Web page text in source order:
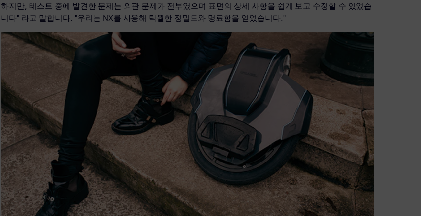
하지만, 테스트 중에 발견한 문제는 외관 문제가 전부였으며 표면의 상세 사항을 쉽게 보고 수정할 수 있었습
니다" 라고 말합니다. "우리는 NX를 사용해 탁월한 정밀도와 명료함을 얻었습니다."